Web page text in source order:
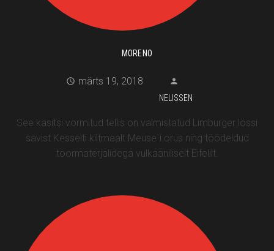
MORENO
märts 19, 2018
NELISSEN
See käsitsi vormitud tellis on valmistatud Limburger lössi
savist Kesselti kiltmaalt Meuse`i orus ning töödeldud
toormaterjalidega vulkaaniliselt Eifelilt.